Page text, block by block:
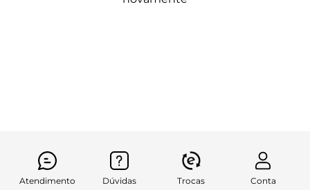
Atendimento Dúvidas Trocas Conta